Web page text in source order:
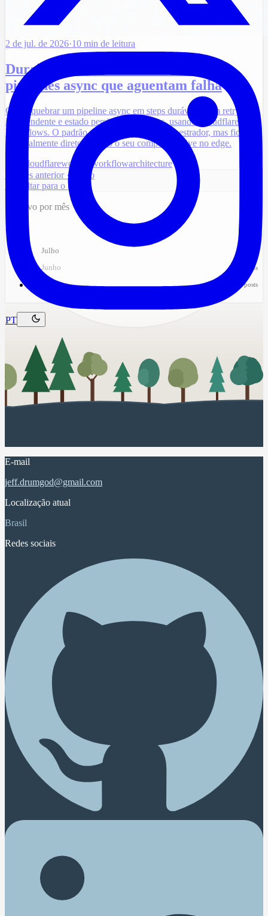
PT
2 de jul. de 2026·10 min de leitura
Durable workflows na Cloudflare:
pipelines async que aguentam falha
Como quebrar um pipeline async em steps duráveis, com retry
independente e estado persistido entre eles, usando Cloudflare
Workflows. O padrão vale para qualquer orquestrador, mas fica
especialmente direto quando o seu compute já vive no edge.
cloudflareworkers workflowarchitecture
← Mês anterior · Junho
← Voltar para o blog
Arquivo por mês
2026
Julho
Junho 2 posts
Maio 2 posts
E-mail
jeff.drumgod@gmail.com
Localização atual
Brasil
Redes sociais